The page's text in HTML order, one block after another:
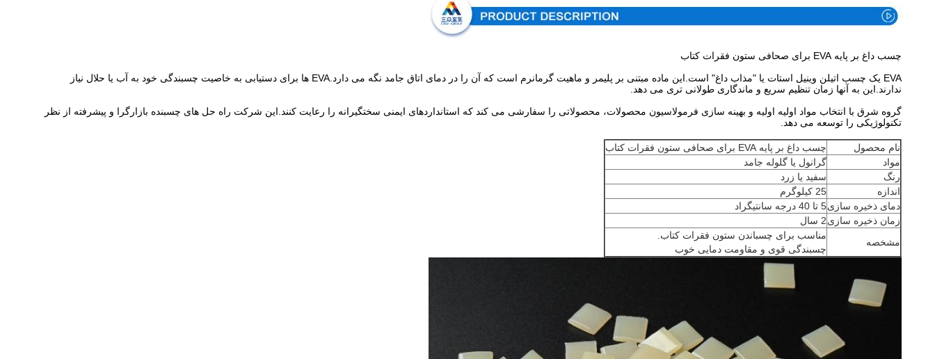
چسب داغ بر پایه EVA برای صحافی ستون فقرات کتاب
EVA یک چسب اتیلن وینیل استات یا "مذاب داغ" است.این ماده مبتنی بر پلیمر و ماهیت گرمانرم است که آن را در دمای اتاق جامد نگه می دارد.EVA ها برای دستیابی به خاصیت چسبندگی خود به آب یا حلال نیاز
ندارند.این به آنها زمان تنظیم سریع و ماندگاری طولانی تری می دهد.
گروه شرق با انتخاب مواد اولیه اولیه و بهینه سازی فرمولاسیون محصولات، محصولاتی را سفارشی می کند که استانداردهای ایمنی سختگیرانه را رعایت کنند.این شرکت راه حل های چسبنده بازارگرا و پیشرفته از نظر
تکنولوژیکی را توسعه می دهد.
نام محصول
چسب داغ بر پایه EVA برای صحافی ستون فقرات کتاب
مواد
گرانول یا گلوله جامد
رنگ
سفید یا زرد
اندازه
25 کیلوگرم
دمای ذخیره سازی5 تا 40 درجه سانتیگراد
زمان ذخیره سازی2 سال
مشخصه
مناسب برای چسباندن ستون فقرات کتاب.
چسبندگی قوی و مقاومت دمایی خوب